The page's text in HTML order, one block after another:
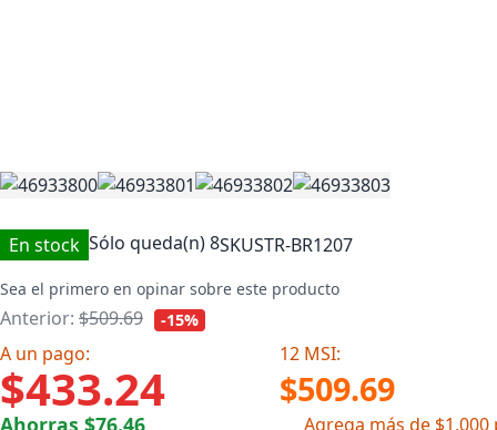
En stock Sólo queda(n)8SKUSTR-BR1207
Sea el primero en opinar sobre este producto
Anterior: $509.69 -15%
A un pago: 12 MSI:
$433.24 $509.69
Ahorras $76.46
Agrega más de $1,000